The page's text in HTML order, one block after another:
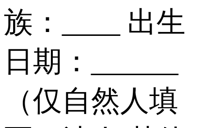
族：____ 出生
日期：______
（仅自然人填